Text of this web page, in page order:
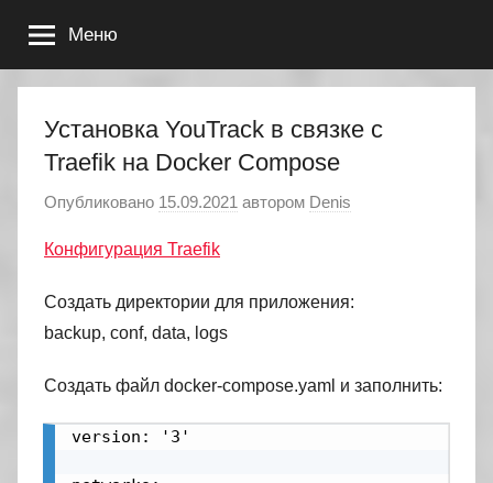
содержимому
Меню
Установка YouTrack в связке с
Traefik на Docker Compose
Опубликовано 15.09.2021 автором Denis
Конфигурация Traefik
Создать директории для приложения:
backup, conf, data, logs
Создать файл docker-compose.yaml и заполнить:
version: '3'